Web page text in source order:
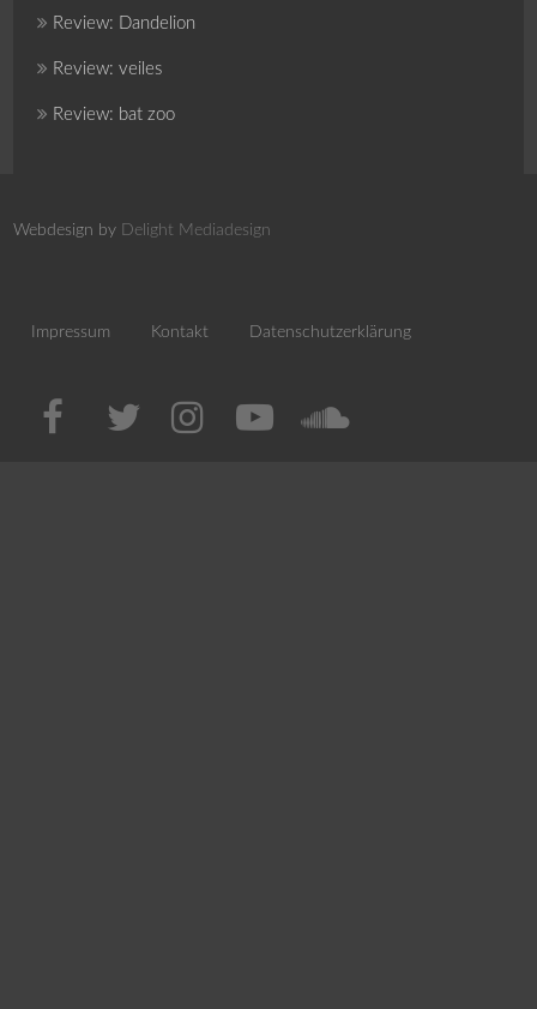
Review: Dandelion
Review: veiles
Review: bat zoo
Webdesign by Delight Mediadesign
Impressum Kontakt Datenschutzerklärung